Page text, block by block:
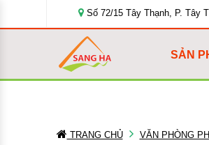
Số 72/15 Tây Thạnh, P. Tây
SẢN
TRANG CHỦ VĂN PHÒNG